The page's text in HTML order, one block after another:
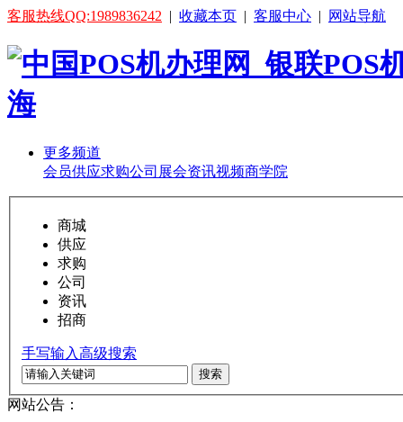
客服热线QQ:1989836242 | 收藏本页 | 客服中心 | 网站导航
更多频道
会员供应求购公司 展会资讯视频商学院
商城
供应
求购
公司
资讯
招商
手写输入高级搜索
搜索
网站公告：